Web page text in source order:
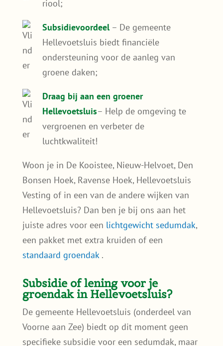
sedumdak houdt je woning koeler in de
zomer waardoor je minder hoeft te
koelen;
Bescherm je dak– Verleng de
levensduur van je dakbedekking door
bescherming tegen UV-straling en
weersinvloeden;
Minder wateroverlast– Nederland kent
steeds vaker hevige regenbuien. Sedum
vangt regenwater op en ontlast het
riool;
Subsidievoordeel– De gemeente
Hellevoetsluis biedt financiële
ondersteuning voor de aanleg van
groene daken;
Hellevoetsluis– Help de omgeving te
vergroenen en verbeter de
luchtkwaliteit!
Woon je in De Kooistee, Nieuw-Helvoet, Den